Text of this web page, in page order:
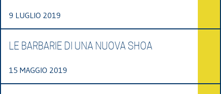
9 LUGLIO 2019
LE BARBARIE DI UNA NUOVA SHOA
15 MAGGIO 2019